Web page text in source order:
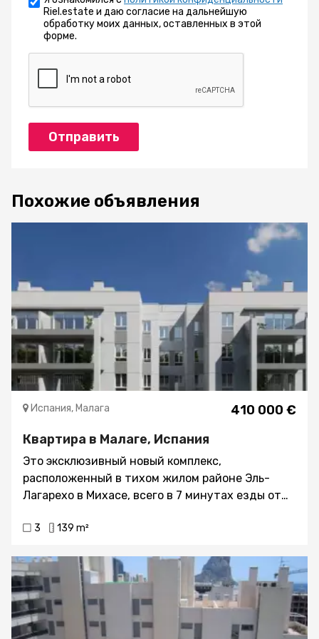
Riel.estate и даю согласие на дальнейшую
обработку моих данных, оставленных в этой
форме.
Отправить
Похожие объявления
410 000 €
Испания, Малага
Квартира в Малаге, Испания
Это эксклюзивный новый комплекс,
расположенный в тихом жилом районе Эль-
Лагарехо в Михасе, всего в 7 минутах езды от
дель-Реаль, этот закрытый комплекс
идеально подходящих для тех, кто ищет
качественную жизнь на Коста-дель-Соль. Дома
имеют просторные террасы, а на территории
комплекса есть общий бассейн и сады,
обеспечивающие безопасную и спокойную
3 139 m²